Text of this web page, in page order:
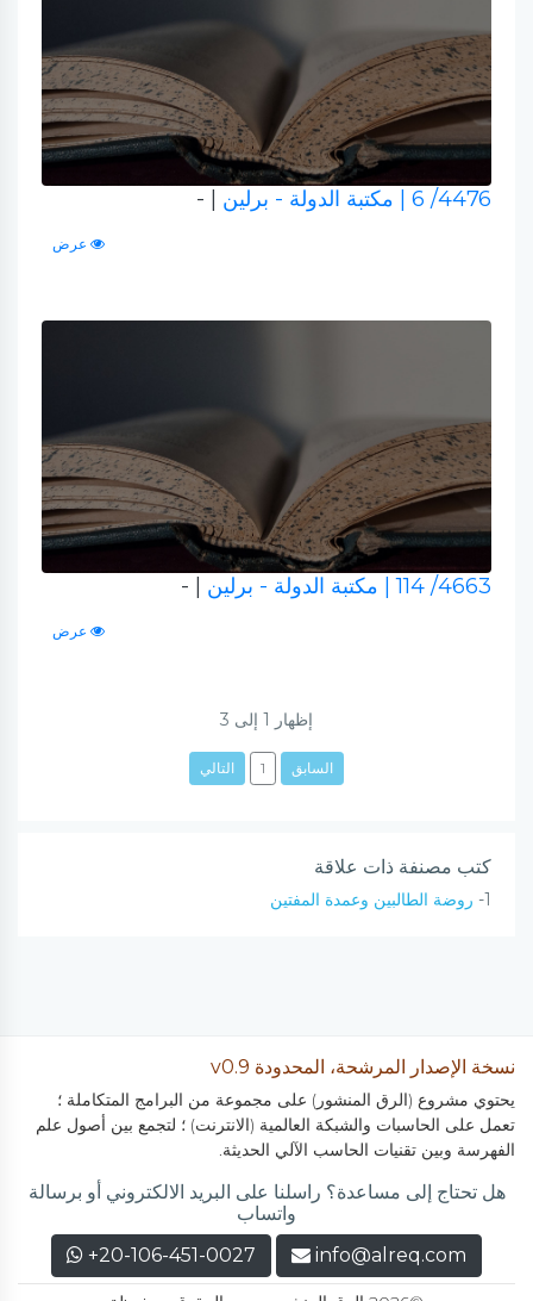
4476/ 6 | مكتبة الدولة - برلين | -
عرض
4663/ 114 | مكتبة الدولة - برلين | -
عرض
إظهار 1 إلى 3
السابق 1 التالي
كتب مصنفة ذات علاقة
1- روضة الطالبين وعمدة المفتين
نسخة الإصدار المرشحة، المحدودة v0.9
يحتوي مشروع (الرق المنشور) على مجموعة من البرامج المتكاملة ؛
تعمل على الحاسبات والشبكة العالمية (الانترنت) ؛ لتجمع بين أصول علم
الفهرسة وبين تقنيات الحاسب الآلي الحديثة.
هل تحتاج إلى مساعدة؟ راسلنا على البريد الالكتروني أو برسالة
واتساب
info@alreq.com
+20-106-451-0027